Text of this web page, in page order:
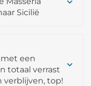
Sicilië
een
totaal verrast
verblijven, top!